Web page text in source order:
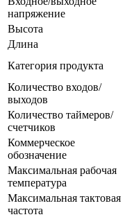
напряжение
Высота
Длина
Категория продукта
Количество входов/
выходов
Количество таймеров/
счетчиков
Коммерческое
обозначение
Максимальная рабочая
температура
Максимальная тактовая
частота